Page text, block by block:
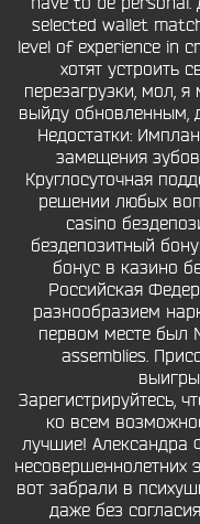
selected wallet
level of experience in
хотят устроить
перезагрузки, мол,
выйду обновленным,
Недостатки:
замещения
Круглосуточная
решении любых
casino
бездепозитный
бонус в казино
Российская
разнообразием
первом месте был
assemblies.
Зарегистрируйтесь,
ко всем
лучшие! Александра
несовершеннолетних
вот забрали в
даже без